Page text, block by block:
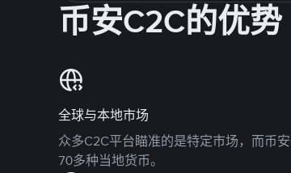
币安C2C的优势
全球与本地市场
众多C2C平台瞄准的是特定市场，而币
70多种当地货币。